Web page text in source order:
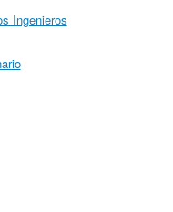
Ingenieros